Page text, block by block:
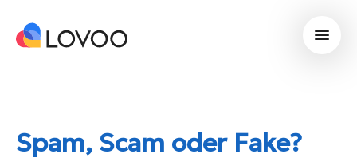
Spam, Scam oder Fake?